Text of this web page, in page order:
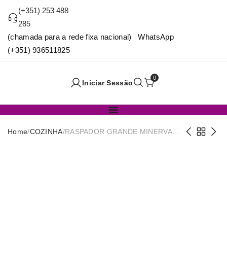
(+351) 253 488
285
(chamada para a rede fixa nacional) WhatsApp
(+351) 936511825
Iniciar Sessão
0
Home/COZINHA/RASPADOR GRANDE MINERVA